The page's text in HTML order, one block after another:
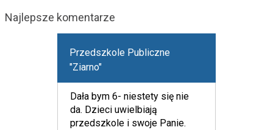
Najlepsze komentarze
Przedszkole Publiczne
"Ziarno"
Dała bym 6- niestety się nie
da. Dzieci uwielbiają
przedszkole i swoje Panie.